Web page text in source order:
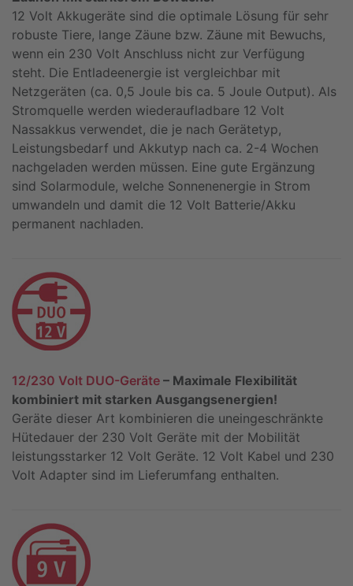
12 Volt Akkugeräte sind die optimale Lösung für sehr
robuste Tiere, lange Zäune bzw. Zäune mit Bewuchs,
wenn ein 230 Volt Anschluss nicht zur Verfügung
steht. Die Entladeenergie ist vergleichbar mit
Netzgeräten (ca. 0,5 Joule bis ca. 5 Joule Output). Als
Stromquelle werden wiederaufladbare 12 Volt
Nassakkus verwendet, die je nach Gerätetyp,
Leistungsbedarf und Akkutyp nach ca. 2-4 Wochen
nachgeladen werden müssen. Eine gute Ergänzung
sind Solarmodule, welche Sonnenenergie in Strom
umwandeln und damit die 12 Volt Batterie/Akku
permanent nachladen.
12/230 Volt DUO-Geräte – Maximale Flexibilität
kombiniert mit starken Ausgangsenergien!
Geräte dieser Art kombinieren die uneingeschränkte
Hütedauer der 230 Volt Geräte mit der Mobilität
leistungsstarker 12 Volt Geräte. 12 Volt Kabel und 230
Volt Adapter sind im Lieferumfang enthalten.